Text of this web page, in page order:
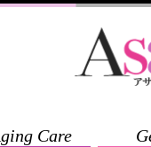
Care